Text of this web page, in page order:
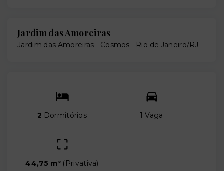
Jardim das Amoreiras
Jardim das Amoreiras - Cosmos - Rio de Janeiro/RJ
2 Dormitórios 1 Vaga
44,75 m² ( Privativa)